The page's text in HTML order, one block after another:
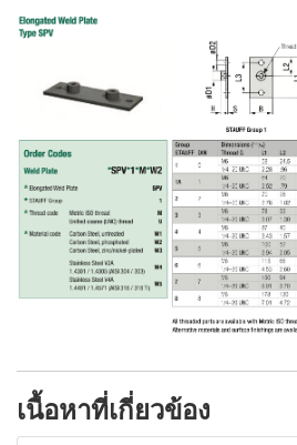
เนื้อหาที่เกี่ยวข้อง